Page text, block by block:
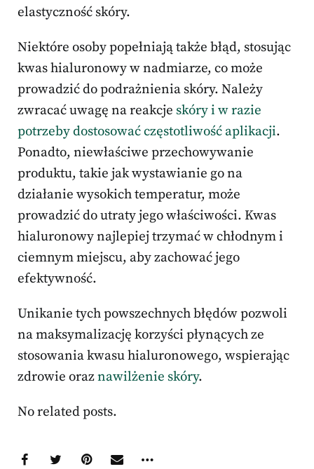
elastyczność skóry.
Niektóre osoby popełniają także błąd, stosując
kwas hialuronowy w nadmiarze, co może
prowadzić do podrażnienia skóry. Należy
zwracać uwagę na reakcje skóry i w razie
potrzeby dostosować częstotliwość aplikacji.
Ponadto, niewłaściwe przechowywanie
produktu, takie jak wystawianie go na
działanie wysokich temperatur, może
prowadzić do utraty jego właściwości. Kwas
hialuronowy najlepiej trzymać w chłodnym i
ciemnym miejscu, aby zachować jego
efektywność.
Unikanie tych powszechnych błędów pozwoli
na maksymalizację korzyści płynących ze
stosowania kwasu hialuronowego, wspierając
zdrowie oraznawilżenie skóry.
No related posts.